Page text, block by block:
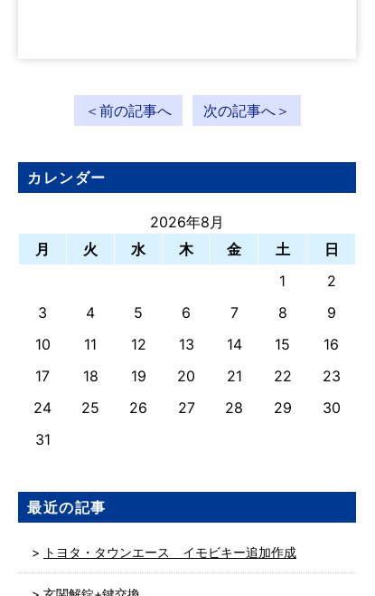
＜前の記事へ 次の記事へ＞
カレンダー
2026年8月
月
火 水 木 金 土
日
1
2
3
4 5 6 7 8
9
10
11 12 13 14 15
16
17
18 19 20 21 22
23
24
25 26 27 28 29
30
31
最近の記事
トヨタ・タウンエース イモビキー追加作成